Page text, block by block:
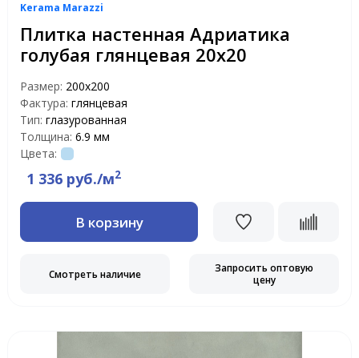
Kerama Marazzi
Плитка настенная Адриатика
голубая глянцевая 20х20
Размер: 200х200
Фактура: глянцевая
Тип: глазурованная
Толщина: 6.9 мм
Цвета:
1 336 руб./м2
В корзину
Смотреть наличие
Запросить оптовую
цену